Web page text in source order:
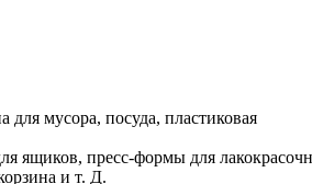
для мусора, посуда, пластиковая
ящиков, пресс-формы для
и т. Д.